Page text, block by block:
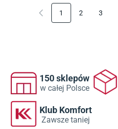
1 2 3
150 sklepów
w całej Polsce
Klub Komfort
Zawsze taniej